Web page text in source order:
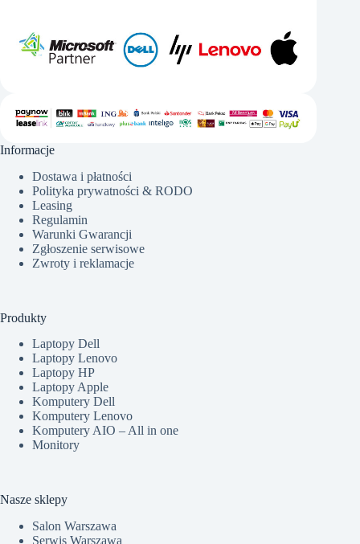
Informacje
Dostawa i płatności
Polityka prywatności & RODO
Leasing
Regulamin
Warunki Gwarancji
Zgłoszenie serwisowe
Zwroty i reklamacje
Produkty
Laptopy Dell
Laptopy Lenovo
Laptopy HP
Laptopy Apple
Komputery Dell
Komputery Lenovo
Komputery AIO – All in one
Monitory
Nasze sklepy
Salon Warszawa
Serwis Warszawa